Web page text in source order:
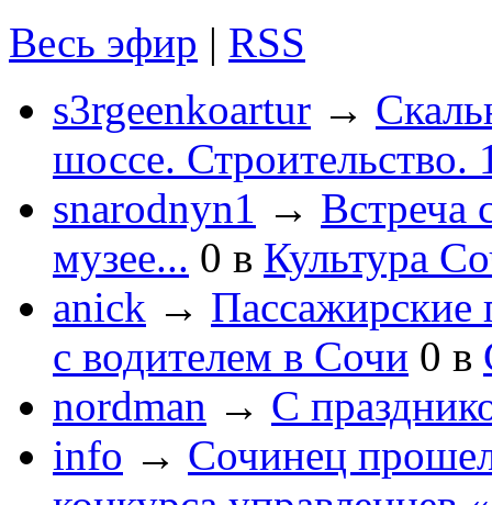
Весь эфир | RSS
s3rgeenkoartur →
шоссе. Строительство.
snarodnyn1 → Встреча
музее... 0 в Культура
anick → Пассажирские
с водителем в Сочи 0 в
nordman → С
info → Сочинец